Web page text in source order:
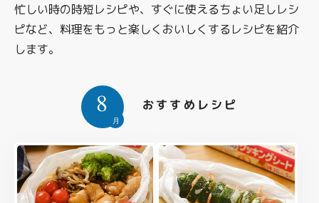
忙しい時の時短レシピや、すぐに使えるちょい足しレシ
ピなど、料理をもっと楽しくおいしくするレシピを紹介
します。
8
月
おすすめレシピ